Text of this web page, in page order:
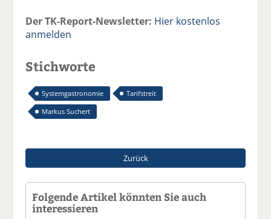
Der TK-Report-Newsletter: Hier kostenlos
anmelden
Stichworte
Systemgastronomie
Tarifstreit
Markus Suchert
Zurück
Folgende Artikel könnten Sie auch
interessieren